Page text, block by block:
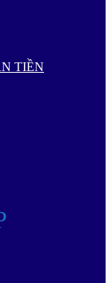
TIỀN